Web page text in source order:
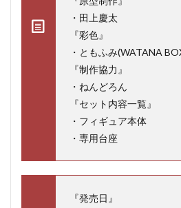
・田上慶太
『彩色』
・ともふみ(WATANA
『制作協力』
・ねんどろん
『セット内容一覧』
・フィギュア本体
・専用台座
『発売日』